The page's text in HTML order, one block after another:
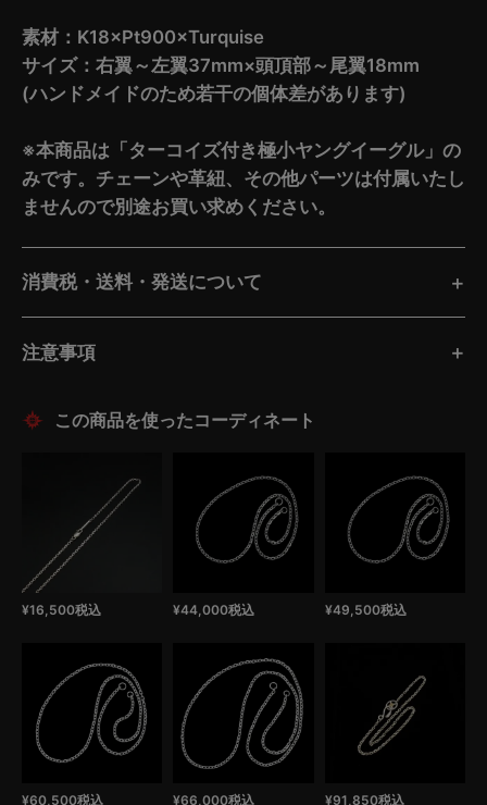
素材：K18×Pt900×Turquise
サイズ：右翼～左翼37mm×頭頂部～尾翼18mm
(ハンドメイドのため若干の個体差があります)
※本商品は「ターコイズ付き極小ヤングイーグル」の
みです。チェーンや革紐、その他パーツは付属いたし
ませんので別途お買い求めください。
消費税・送料・発送について
注意事項
この商品を使ったコーディネート
¥16,500税込 ¥44,000税込 ¥49,500税込
¥60,500税込 ¥66,000税込 ¥91,850税込